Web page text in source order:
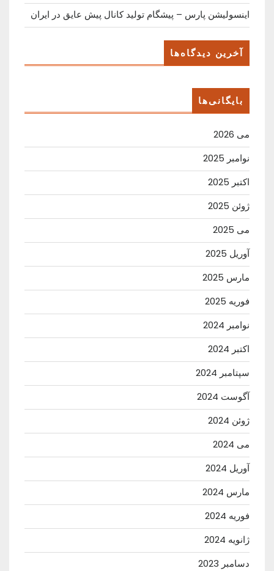
اینسولیشن پارس – پیشگام تولید کانال پیش عایق در ایران
آخرین دیدگاه‌ها
بایگانی‌ها
می 2026
نوامبر 2025
اکتبر 2025
ژوئن 2025
می 2025
آوریل 2025
مارس 2025
فوریه 2025
نوامبر 2024
اکتبر 2024
سپتامبر 2024
آگوست 2024
ژوئن 2024
می 2024
آوریل 2024
مارس 2024
فوریه 2024
ژانویه 2024
دسامبر 2023